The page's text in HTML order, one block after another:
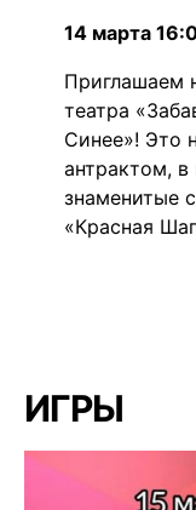
14 марта
Приглашаем
театра
Синее»! Это
антрактом, в
знаменитые
«Красная
ИГРЫ